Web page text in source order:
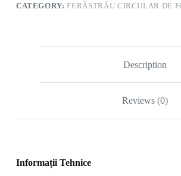
CATEGORY:FERĂSTRĂU CIRCULAR DE
Description
Reviews (0)
Informații Tehnice